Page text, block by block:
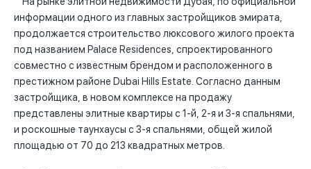
информации одного из главных застройщиков эмирата,
продолжается строительство люксового жилого проекта
под названием Palace Residences, спроектированного
совместно с известным брендом и расположенного в
престижном районе Dubai Hills Estate. Согласно данным
застройщика, в новом комплексе на продажу
представлены элитные квартиры с 1-й, 2-я и 3-я спальнями,
и роскошные таунхаусы с 3-я спальнями, общей жилой
площадью от 70 до 213 квадратных метров.